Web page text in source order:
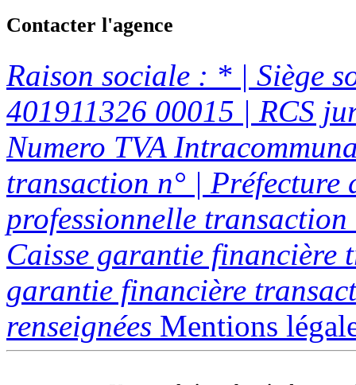
Contacter l'agence
Raison sociale : * | Siège
401911326 00015 | RCS
Numero TVA
transaction n° | Préfecture
professionnelle
Caisse garantie
garantie financière
renseignées Mentions